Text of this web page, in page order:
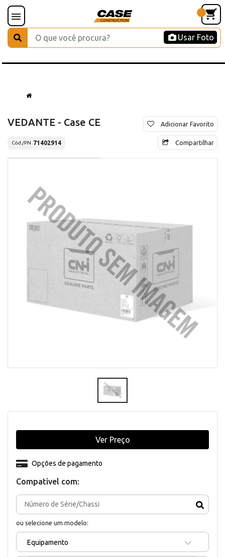
Usar Foto
VEDANTE - Case CE
Cód./PN 71402914
Adicionar Favorito
Compartilhar
Compativel com:
ou selecione um modelo:
Equipamento
Opções de pagamento
Ver Preço